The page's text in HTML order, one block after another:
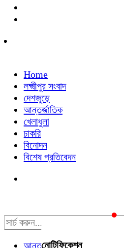
Home
লক্ষ্মীপুর সংবাদ
দেশজুড়ে
আন্তর্জাতিক
খেলাধুলা
চাকরি
বিনোদন
বিশেষ প্রতিবেদন
নোটিফিকেশন
আন্তর্জাতিক